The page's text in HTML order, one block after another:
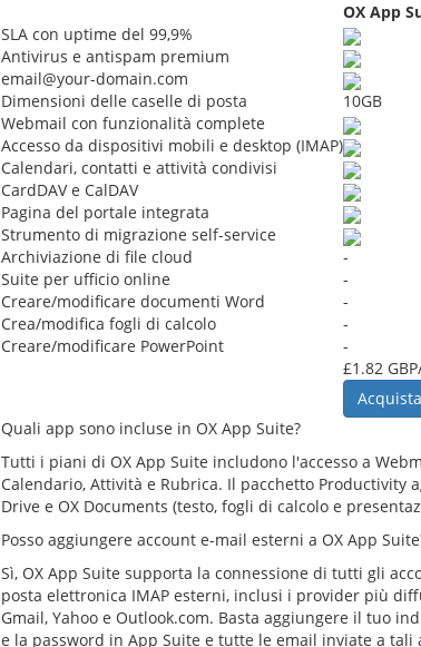
OX App
SLA con uptime del 99,9%
Antivirus e antispam premium
email@your-domain.com
Dimensioni delle caselle di posta
10GB
Webmail con funzionalità complete
Accesso da dispositivi mobili e desktop (IMAP)
Calendari, contatti e attività condivisi
CardDAV e CalDAV
Pagina del portale integrata
Strumento di migrazione self-service
Archiviazione di file cloud
-
Suite per ufficio online
-
Creare/modificare documenti Word
-
Crea/modifica fogli di calcolo
-
Creare/modificare PowerPoint
-
£1.82
Quali app sono incluse in OX App Suite?
Tutti i piani di OX App Suite includono l'accesso a
Calendario, Attività e Rubrica. Il pacchetto Productivity
Drive e OX Documents (testo, fogli di calcolo e
Posso aggiungere account e-mail esterni a OX App
Sì, OX App Suite supporta la connessione di tutti gli
posta elettronica IMAP esterni, inclusi i provider più
Gmail, Yahoo e Outlook.com. Basta aggiungere il tuo
e la password in App Suite e tutte le email inviate a tali